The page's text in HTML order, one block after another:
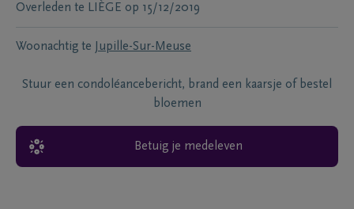
Overleden te LIÈGE op 15/12/2019
Woonachtig te Jupille-Sur-Meuse
Stuur een condoléancebericht, brand een kaarsje of bestel
bloemen
Betuig je medeleven